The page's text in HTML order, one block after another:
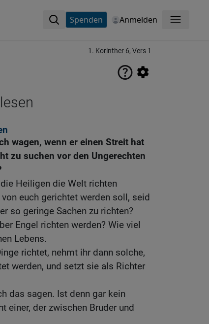
Spenden Anmelden Menü
1. Korinther 6, Vers 1
wagen, wenn er einen Streit hat
zu suchen vor den Ungerechten
Heiligen die Welt richten
euch gerichtet werden soll, seid
so geringe Sachen zu richten?
Engel richten werden? Wie viel
Lebens.
richtet, nehmt ihr dann solche,
werden, und setzt sie als Richter
das sagen. Ist denn gar kein
einer, der zwischen Bruder und